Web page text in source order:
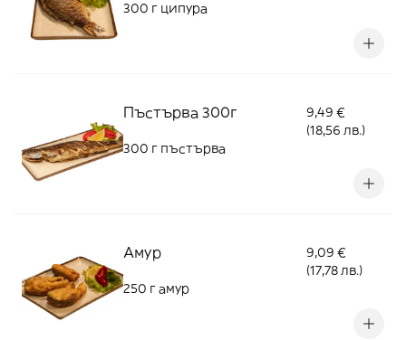
300 г ципура
Пъстърва 300г
9,49 €
(18,56 лв.)
300 г пъстърва
Амур
9,09 €
(17,78 лв.)
250 г амур